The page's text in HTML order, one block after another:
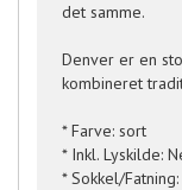
det samme.
Denver er en
kombineret
* Farve: sort
* Inkl. Lyskilde:
* Sokkel/